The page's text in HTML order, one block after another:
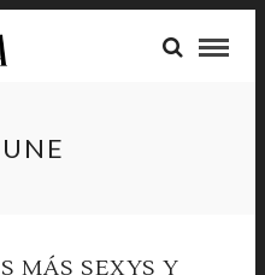
MÁS SEXYS Y